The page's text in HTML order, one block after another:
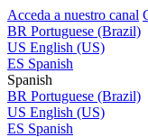
Acceda a nuestro canal
BR Portuguese (Brazil)
US English (US)
ES Spanish
Spanish
BR Portuguese (Brazil)
US English (US)
ES Spanish